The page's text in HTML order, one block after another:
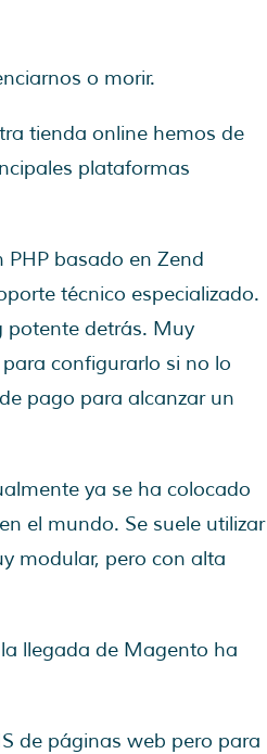
o morir.
tienda online hemos de
plataformas
PHP basado en Zend
técnico especializado.
potente detrás. Muy
configurarlo si no lo
pago para alcanzar un
ya se ha colocado
el mundo. Se suele utilizar
modular, pero con alta
llegada de Magento ha
de páginas web pero para